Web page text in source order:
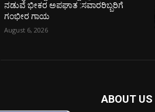
ನಡುವೆ ಭೀಕರ ಅಪಘಾತ :ಸವಾರರಿಬ್ಬರಿಗೆ
ಗಂಭೀರ ಗಾಯ
August 6, 2026
ABOUT US